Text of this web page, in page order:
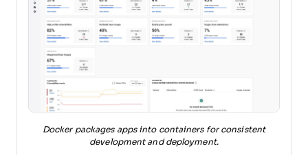
Docker packages apps into containers for consistent
development and deployment.